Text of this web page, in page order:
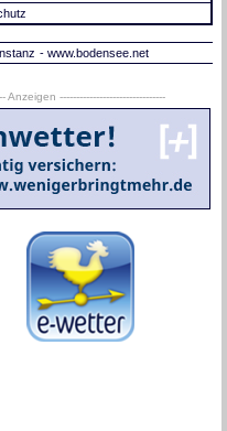
- www.bodensee.net
Anzeigen --------------------------------